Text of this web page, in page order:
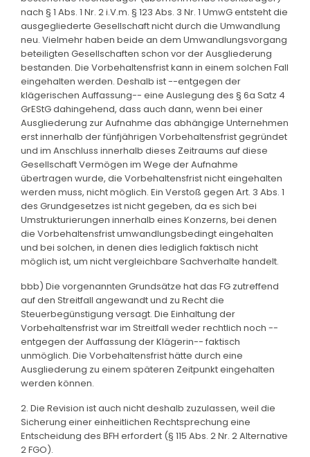
nach § 1 Abs. 1 Nr. 2 i.V.m. § 123 Abs. 3 Nr. 1 UmwG entsteht die
ausgegliederte Gesellschaft nicht durch die Umwandlung
neu. Vielmehr haben beide an dem Umwandlungsvorgang
beteiligten Gesellschaften schon vor der Ausgliederung
bestanden. Die Vorbehaltensfrist kann in einem solchen Fall
eingehalten werden. Deshalb ist --entgegen der
klägerischen Auffassung-- eine Auslegung des § 6a Satz 4
GrEStG dahingehend, dass auch dann, wenn bei einer
Ausgliederung zur Aufnahme das abhängige Unternehmen
erst innerhalb der fünfjährigen Vorbehaltensfrist gegründet
und im Anschluss innerhalb dieses Zeitraums auf diese
Gesellschaft Vermögen im Wege der Aufnahme
übertragen wurde, die Vorbehaltensfrist nicht eingehalten
werden muss, nicht möglich. Ein Verstoß gegen Art. 3 Abs. 1
des Grundgesetzes ist nicht gegeben, da es sich bei
Umstrukturierungen innerhalb eines Konzerns, bei denen
die Vorbehaltensfrist umwandlungsbedingt eingehalten
und bei solchen, in denen dies lediglich faktisch nicht
möglich ist, um nicht vergleichbare Sachverhalte handelt.
bbb) Die vorgenannten Grundsätze hat das FG zutreffend
auf den Streitfall angewandt und zu Recht die
Steuerbegünstigung versagt. Die Einhaltung der
Vorbehaltensfrist war im Streitfall weder rechtlich noch --
entgegen der Auffassung der Klägerin-- faktisch
unmöglich. Die Vorbehaltensfrist hätte durch eine
Ausgliederung zu einem späteren Zeitpunkt eingehalten
werden können.
2. Die Revision ist auch nicht deshalb zuzulassen, weil die
Sicherung einer einheitlichen Rechtsprechung eine
Entscheidung des BFH erfordert (§ 115 Abs. 2 Nr. 2 Alternative
2 FGO).